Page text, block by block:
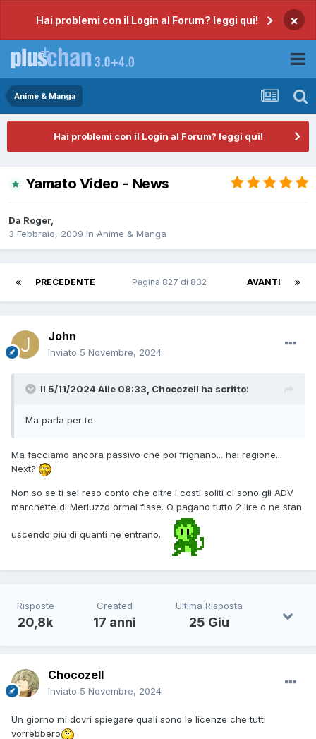
Hai problemi con il Login al Forum? leggi qui! ×
Anime & Manga
Hai problemi con il Login al Forum? leggi qui!
Yamato Video - News
Da Roger,
3 Febbraio, 2009 in Anime & Manga
PRECEDENTE AVANTI
Pagina 827 di 832
John
Inviato 5 Novembre, 2024
Il 5/11/2024 Alle 08:33, Chocozell ha scritto:
Ma parla per te
Ma facciamo ancora passivo che poi frignano... hai ragione...
Next?
Non so se ti sei reso conto che oltre i costi soliti ci sono gli ADV
marchette di Merluzzo ormai fisse. O pagano tutto 2 lire o ne stan
uscendo più di quanti ne entrano.
Risposte
20,8k
Created
17 anni
Ultima Risposta
25 Giu
Chocozell
Inviato 5 Novembre, 2024
Un giorno mi dovri spiegare quali sono le licenze che tutti
vorrebbero